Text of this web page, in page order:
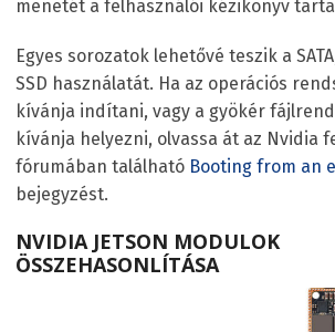
menetét a felhasználói kézikönyv
Egyes sorozatok lehetővé teszik a
SSD használatát. Ha az operációs
kívánja indítani, vagy a gyökér
kívánja helyezni, olvassa át az Nvidia
fórumában található Booting from an
bejegyzést.
NVIDIA JETSON MODULOK
ÖSSZEHASONLÍTÁSA